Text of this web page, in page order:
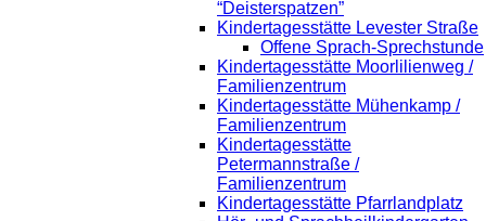
“Deisterspatzen”
Kindertagesstätte Levester Straße
Offene Sprach-Sprechstunde
Kindertagesstätte Moorlilienweg /
Familienzentrum
Kindertagesstätte Mühenkamp /
Familienzentrum
Kindertagesstätte
Petermannstraße /
Familienzentrum
Kindertagesstätte Pfarrlandplatz